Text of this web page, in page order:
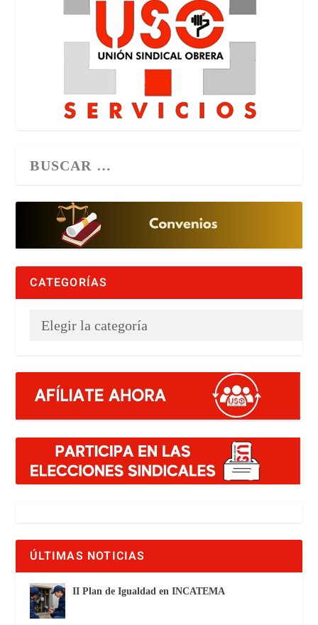
CATEGORÍAS
ÚLTIMAS NOTICIAS
II Plan de Igualdad en INCATEMA